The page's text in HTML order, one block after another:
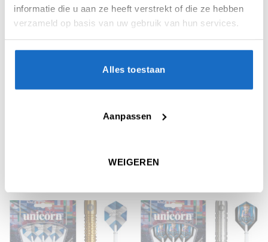
informatie die u aan ze heeft verstrekt of die ze hebben
verzameld op basis van uw gebruik van hun services.
Alles toestaan
Aanpassen
WEIGEREN